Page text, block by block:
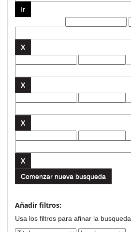
Comenzar nueva busqueda
Añadir filtros:
Usa los filtros para afinar la busqueda.